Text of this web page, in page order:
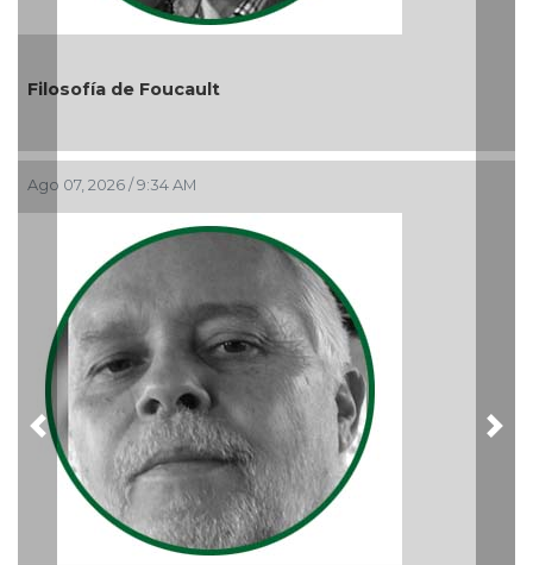
El debate de la Protección de los Derechos de las
Ago 05, 2026 / 11:33 AM